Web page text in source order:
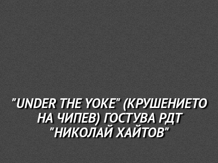
"UNDER THE YOKE" (КРУШЕНИЕТО
НА ЧИПЕВ) ГОСТУВА РДТ
"НИКОЛАЙ ХАЙТОВ"